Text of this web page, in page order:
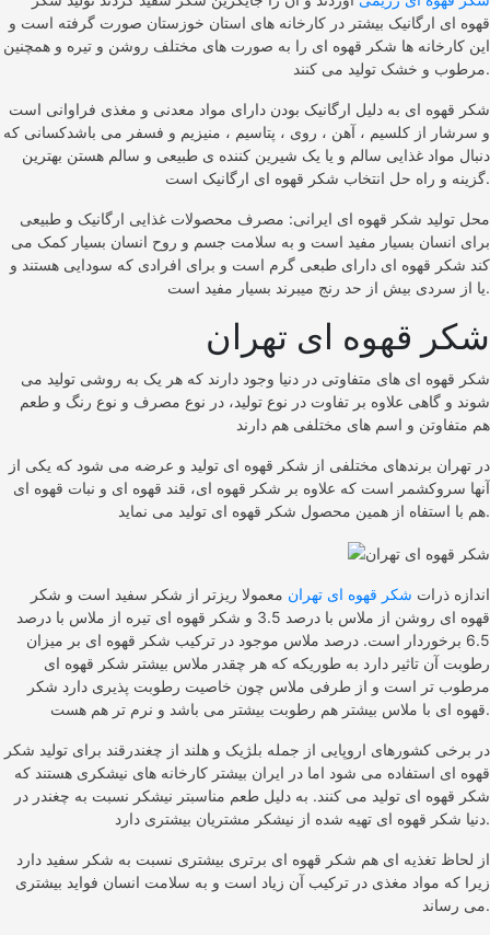
قهوه ای ارگانیک بیشتر در کارخانه های استان خوزستان صورت گرفته است و
این کارخانه ها شکر قهوه ای را به صورت های مختلف روشن و تیره و همچنین
مرطوب و خشک تولید می کنند.
شکر قهوه ای به دلیل ارگانیک بودن دارای مواد معدنی و مغذی فراوانی است
و سرشار از کلسیم ، آهن ، روی ، پتاسیم ، منیزیم و فسفر می باشدکسانی که
دنبال مواد غذایی سالم و یا یک شیرین کننده ی طبیعی و سالم هستن بهترین
گزینه و راه حل انتخاب شکر قهوه ای ارگانیک است.
محل تولید شکر قهوه ای ایرانی: مصرف محصولات غذایی ارگانیک و طبیعی
برای انسان بسیار مفید است و به سلامت جسم و روح انسان بسیار کمک می
کند شکر قهوه ای دارای طبعی گرم است و برای افرادی که سودایی هستند و
یا از سردی بیش از حد رنج میبرند بسیار مفید است.
شکر قهوه ای تهران
شکر قهوه ای های متفاوتی در دنیا وجود دارند که هر یک به روشی تولید می
شوند و گاهی علاوه بر تفاوت در نوع تولید، در نوع مصرف و نوع رنگ و طعم
هم متفاوتن و اسم های مختلفی هم دارند
در تهران برندهای مختلفی از شکر قهوه ای تولید و عرضه می شود که یکی از
آنها سروکشمر است که علاوه بر شکر قهوه ای، قند قهوه ای و نبات قهوه ای
هم با استفاه از همین محصول شکر قهوه ای تولید می نماید.
اندازه ذرات شکر قهوه ای تهران معمولا ریزتر از شکر سفید است و شکر
قهوه ای روشن از ملاس با درصد 3.5 و شکر قهوه ای تیره از ملاس با درصد
6.5 برخوردار است. درصد ملاس موجود در ترکیب شکر قهوه ای بر میزان
رطوبت آن تاثیر دارد به طوریکه که هر چقدر ملاس بیشتر شکر قهوه ای
مرطوب تر است و از طرفی ملاس چون خاصیت رطوبت پذیری دارد شکر
قهوه ای با ملاس بیشتر هم رطوبت بیشتر می باشد و نرم تر هم هست.
در برخی کشورهای اروپایی از جمله بلژیک و هلند از چغندرقند برای تولید شکر
قهوه ای استفاده می شود اما در ایران بیشتر کارخانه های نیشکری هستند که
شکر قهوه ای تولید می کنند. به دلیل طعم مناسبتر نیشکر نسبت به چغندر در
دنیا شکر قهوه ای تهیه شده از نیشکر مشتریان بیشتری دارد.
از لحاظ تغذیه ای هم شکر قهوه ای برتری بیشتری نسبت به شکر سفید دارد
زیرا که مواد مغذی در ترکیب آن زیاد است و به سلامت انسان فواید بیشتری
می رساند.